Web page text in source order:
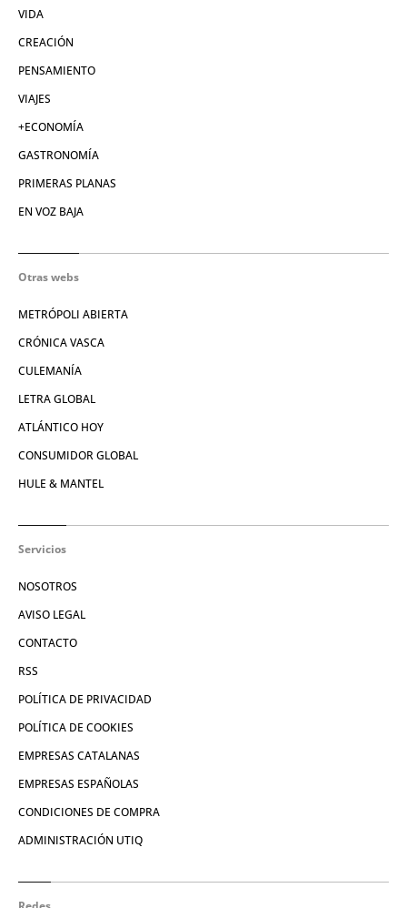
VIDA
CREACIÓN
PENSAMIENTO
VIAJES
+ECONOMÍA
GASTRONOMÍA
PRIMERAS PLANAS
EN VOZ BAJA
Otras webs
METRÓPOLI ABIERTA
CRÓNICA VASCA
CULEMANÍA
LETRA GLOBAL
ATLÁNTICO HOY
CONSUMIDOR GLOBAL
HULE & MANTEL
Servicios
NOSOTROS
AVISO LEGAL
CONTACTO
RSS
POLÍTICA DE PRIVACIDAD
POLÍTICA DE COOKIES
EMPRESAS CATALANAS
EMPRESAS ESPAÑOLAS
CONDICIONES DE COMPRA
ADMINISTRACIÓN UTIQ